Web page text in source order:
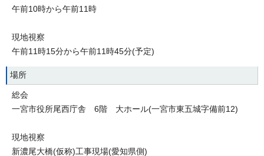
午前10時から午前11時
現地視察
午前11時15分から午前11時45分(予定)
場所
総会
一宮市役所尾西庁舎 6階 大ホール(一宮市東五城字備前12)
現地視察
新濃尾大橋(仮称)工事現場(愛知県側)